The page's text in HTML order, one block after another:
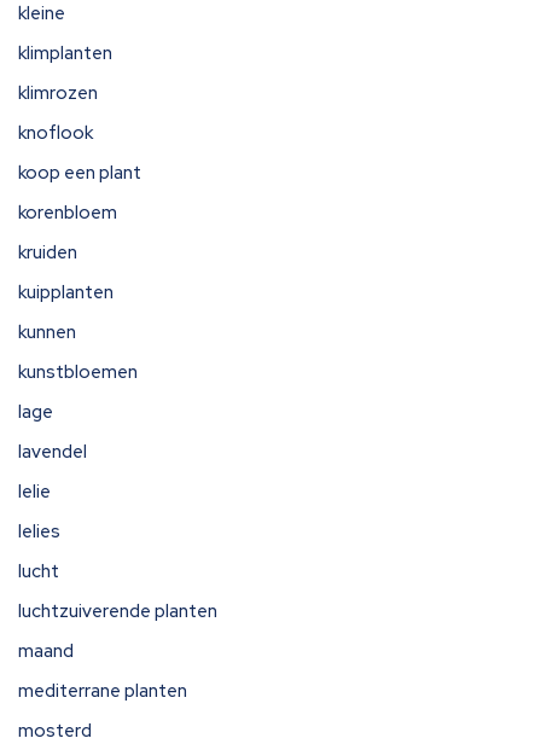
kleine
klimplanten
klimrozen
knoflook
koop een plant
korenbloem
kruiden
kuipplanten
kunnen
kunstbloemen
lage
lavendel
lelie
lelies
lucht
luchtzuiverende planten
maand
mediterrane planten
mosterd